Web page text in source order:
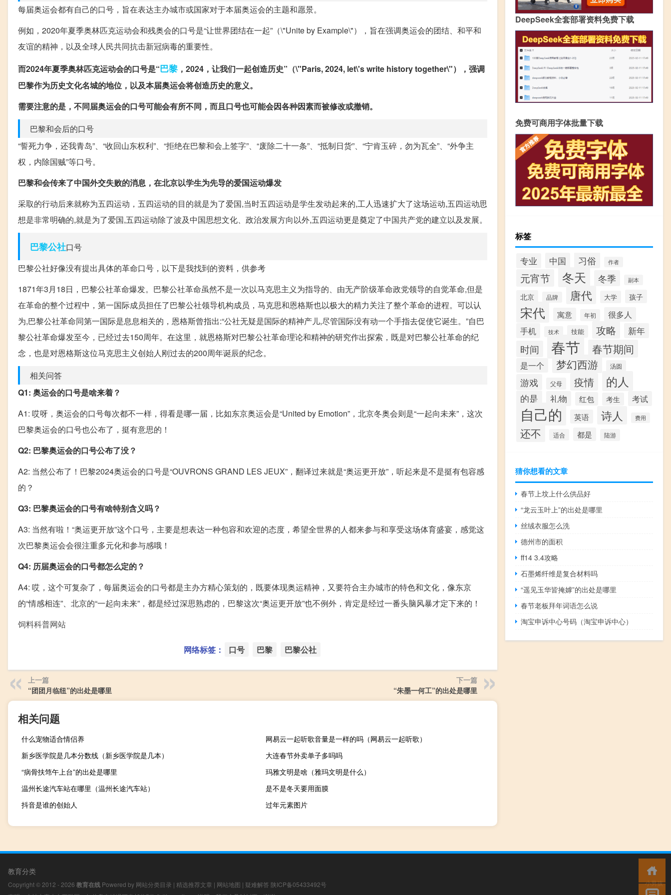
每届奥运会都有自己的口号，旨在表达主办城市或国家对于本届奥运会的主题和愿景。
例如，2020年夏季奥林匹克运动会和残奥会的口号是“让世界团结在一起”（\"Unite by Example\"），旨在强调奥运会的团结、和平和
友谊的精神，以及全球人民共同抗击新冠病毒的重要性。
而2024年夏季奥林匹克运动会的口号是“巴黎 ，2024，让我们一起创造历史”（\"Paris, 2024, let\'s write history together\"），强调
巴黎作为历史文化名城的地位，以及本届奥运会将创造历史的意义。
需要注意的是，不同届奥运会的口号可能会有所不同，而且口号也可能会因各种因素而被修改或撤销。
巴黎和会后的口号
“誓死力争，还我青岛”、“收回山东权利”、“拒绝在巴黎和会上签字”、“废除二十一条”、“抵制日货”、“宁肯玉碎，勿为瓦全”、“外争主
权，内除国贼”等口号。
巴黎和会传来了中国外交失败的消息，在北京以学生为先导的爱国运动爆发
采取的行动后来就称为五四运动，五四运动的目的就是为了爱国,当时五四运动是学生发动起来的,工人迅速扩大了这场运动,五四运动思
想是非常明确的,就是为了爱国,五四运动除了波及中国思想文化、政治发展方向以外,五四运动更是奠定了中国共产党的建立以及发展。
巴黎公社口号
巴黎公社好像没有提出具体的革命口号，以下是我找到的资料，供参考
1871年3月18日，巴黎公社革命爆发。巴黎公社革命虽然不是一次以马克思主义为指导的、由无产阶级革命政党领导的自觉革命,但是
在革命的整个过程中，第一国际成员担任了巴黎公社领导机构成员，马克思和恩格斯也以极大的精力关注了整个革命的进程。可以认
为,巴黎公社革命同第一国际是息息相关的，恩格斯曾指出:“公社无疑是国际的精神产儿,尽管国际没有动一个手指去促使它诞生。”自巴
黎公社革命爆发至今，已经过去150周年。在这里，就恩格斯对巴黎公社革命理论和精神的研究作出探索，既是对巴黎公社革命的纪
念，也是对恩格斯这位马克思主义创始人刚过去的200周年诞辰的纪念。
相关问答
Q1: 奥运会的口号是啥来着？
A1: 哎呀，奥运会的口号每次都不一样，得看是哪一届，比如东京奥运会是“United by Emotion”，北京冬奥会则是“一起向未来”，这次
巴黎奥运会的口号也公布了，挺有意思的！
Q2: 巴黎奥运会的口号公布了没？
A2: 当然公布了！巴黎2024奥运会的口号是“OUVRONS GRAND LES JEUX”，翻译过来就是“奥运更开放”，听起来是不是挺有包容感
的？
Q3: 巴黎奥运会的口号有啥特别含义吗？
A3: 当然有啦！“奥运更开放”这个口号，主要是想表达一种包容和欢迎的态度，希望全世界的人都来参与和享受这场体育盛宴，感觉这
次巴黎奥运会会很注重多元化和参与感哦！
Q4: 历届奥运会的口号都怎么定的？
A4: 哎，这个可复杂了，每届奥运会的口号都是主办方精心策划的，既要体现奥运精神，又要符合主办城市的特色和文化，像东京
的“情感相连”、北京的“一起向未来”，都是经过深思熟虑的，巴黎这次“奥运更开放”也不例外，肯定是经过一番头脑风暴才定下来的！
饲料科普网站
网络标签： 口号 巴黎 巴黎公社
上一篇
“团团月临纽”的出处是哪里
下一篇
“朱墨一何工”的出处是哪里
相关问题
什么宠物适合情侣养
网易云一起听歌音量是一样的吗（网易云一起听歌）
新乡医学院是几本分数线（新乡医学院是几本）
大连春节外卖单子多吗吗
“病骨扶筇午上台”的出处是哪里
玛雅文明是啥（雅玛文明是什么）
温州长途汽车站在哪里（温州长途汽车站）
是不是冬天要用面膜
抖音是谁的创始人
过年元素图片
DeepSeek全套部署资料免费下载
免费可商用字体批量下载
标签
专业 中国 习俗 作者
元宵节 冬天 冬季 副本
北京 品牌 唐代 大学 孩子
宋代 寓意 年初 很多人
手机 技术 技能 攻略 新年
时间 春节 春节期间
是一个 梦幻西游 汤圆
游戏 父母 疫情 的人
的是 礼物 红包 考生 考试
自己的 英语 诗人 费用
还不 适合 都是 陆游
猜你想看的文章
春节上坟上什么供品好
“龙云玉叶上”的出处是哪里
丝绒衣服怎么洗
德州市的面积
ff14 3.4攻略
石墨烯纤维是复合材料吗
“遥见玉华皆掩嫭”的出处是哪里
春节老板拜年词语怎么说
淘宝申诉中心号码（淘宝申诉中心）
教育分类
Copyright © 2012 - 2026 教育在线 Powered by 网站分类目录 | 精选推荐文章 | 网站地图 | 疑难解答 陕ICP备05433492号
小男孩